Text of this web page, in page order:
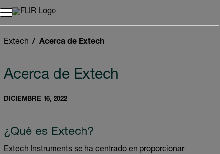
Unread messages
Modelo
Eliminar
artículos
artículo
Añadir al carro
Añadido al carro
Extech Acerca de Extech
Acerca de Extech
DICIEMBRE 16, 2022
¿Qué es Extech?
Extech Instruments se ha centrado en proporcionar